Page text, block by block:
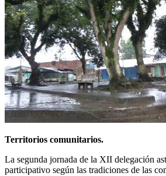
Territorios comunitarios.
La segunda jornada de la XII delegación
participativo según las tradiciones de las